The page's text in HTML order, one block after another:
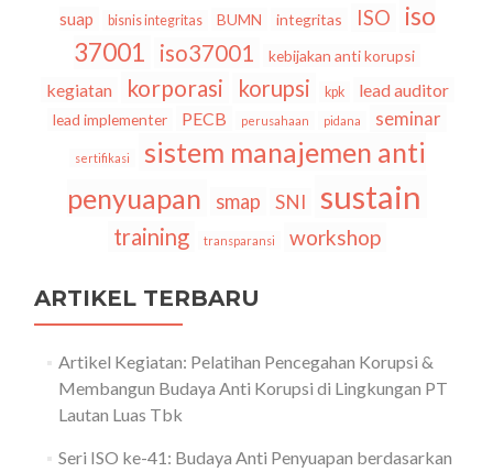
suap
bisnis integritas BUMN integritas ISO
iso
37001
iso37001 kebijakan anti korupsi
kegiatan korporasi korupsi kpk lead auditor
lead implementer PECB perusahaan pidana seminar
sertifikasi
sistem manajemen anti
penyuapan
smap SNI sustain
training transparansi workshop
ARTIKEL TERBARU
Artikel Kegiatan: Pelatihan Pencegahan Korupsi &
Membangun Budaya Anti Korupsi di Lingkungan PT
Lautan Luas Tbk
Seri ISO ke-41: Budaya Anti Penyuapan berdasarkan